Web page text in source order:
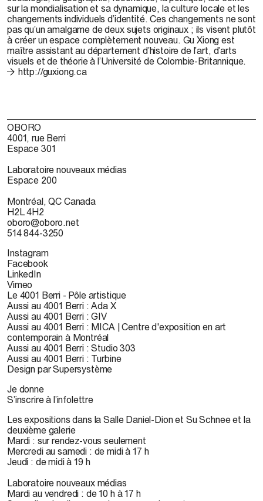
sur la mondialisation et sa dynamique, la culture locale et les
changements individuels d’identité. Ces changements ne sont
pas qu’un amalgame de deux sujets originaux ; ils visent plutôt
à créer un espace complètement nouveau. Gu Xiong est
maître assistant au département d’histoire de l’art, d’arts
visuels et de théorie à l’Université de Colombie-Britannique.
http://guxiong.ca
OBORO
4001, rue Berri
Espace 301
Laboratoire nouveaux médias
Espace 200
Montréal, QC Canada
H2L 4H2
oboro@oboro.net
514 844-3250
Instagram
Facebook
LinkedIn
Vimeo
Le 4001 Berri - Pôle artistique
Aussi au 4001 Berri : Ada X
Aussi au 4001 Berri : GIV
Aussi au 4001 Berri : MICA | Centre d'exposition en art
contemporain à Montréal
Aussi au 4001 Berri : Studio 303
Aussi au 4001 Berri : Turbine
Design par Supersystème
Je donne
S’inscrire à l’infolettre
Les expositions dans la Salle Daniel-Dion et Su Schnee et la
deuxième galerie
Mardi : sur rendez-vous seulement
Mercredi au samedi : de midi à 17 h
Jeudi : de midi à 19 h
Laboratoire nouveaux médias
Mardi au vendredi : de 10 h à 17 h